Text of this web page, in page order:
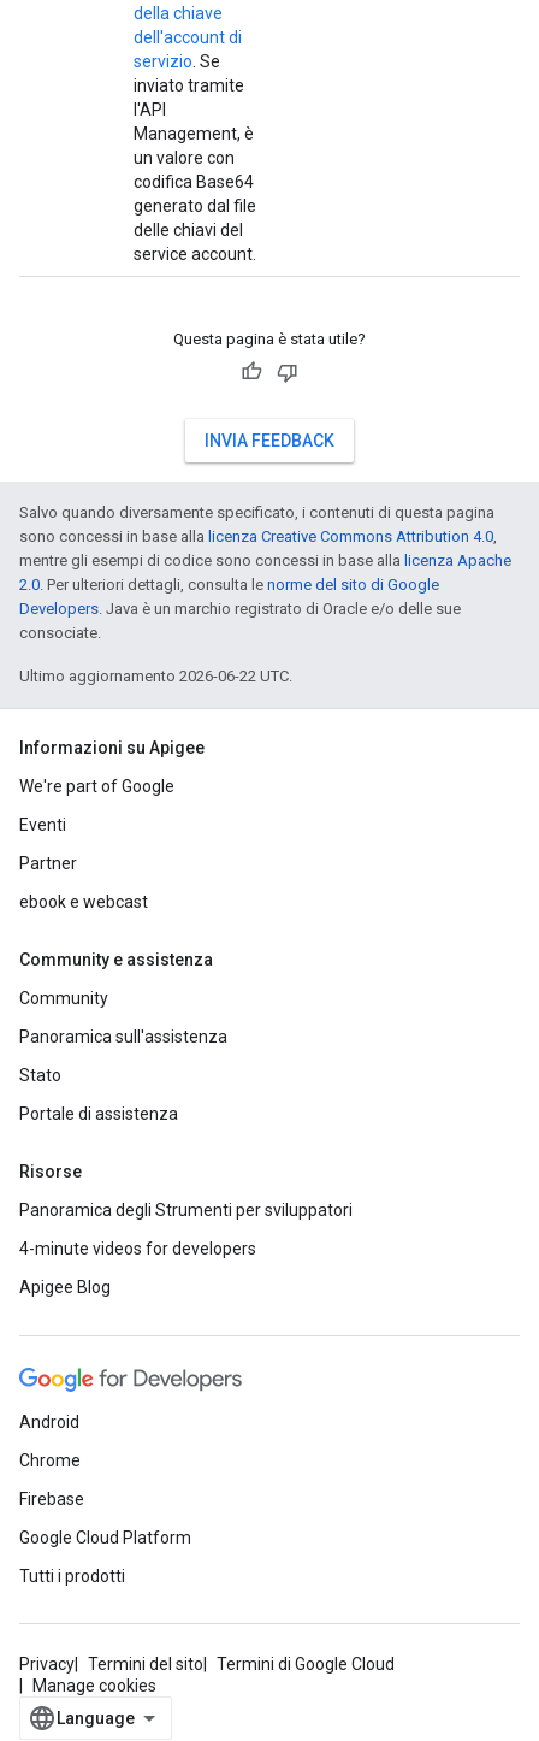
della chiave
dell'account di
servizio . Se
inviato tramite
l'API
Management, è
un valore con
codifica Base64
generato dal file
delle chiavi del
service account.
Questa pagina è stata utile?
INVIA FEEDBACK
Salvo quando diversamente specificato, i contenuti di questa pagina
sono concessi in base alla licenza Creative Commons Attribution 4.0,
mentre gli esempi di codice sono concessi in base alla licenza Apache
2.0. Per ulteriori dettagli, consulta le norme del sito di Google
Developers. Java è un marchio registrato di Oracle e/o delle sue
consociate.
Ultimo aggiornamento 2026-06-22 UTC.
Informazioni su Apigee
We're part of Google
Eventi
Partner
ebook e webcast
Community e assistenza
Community
Panoramica sull'assistenza
Stato
Portale di assistenza
Risorse
Panoramica degli Strumenti per sviluppatori
4-minute videos for developers
Apigee Blog
Android
Chrome
Firebase
Google Cloud Platform
Tutti i prodotti
Privacy Termini del sito
Termini di Google Cloud
Manage cookies